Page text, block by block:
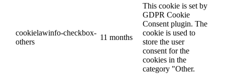
cookielawinfo-checkbox-
others
11 months
This cookie is set by
GDPR Cookie
Consent plugin. The
cookie is used to
store the user
consent for the
cookies in the
category "Other.